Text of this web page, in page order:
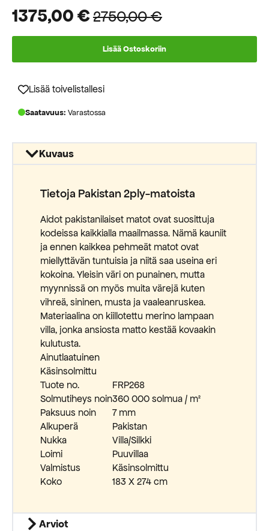
2750,00€
Alkuperäinen
oli:
2750,00 €.
1375,00€
Nykyinen
on:
1375,00 €.
Lisää Ostoskoriin
Lisää toivelistallesi
Saatavuus: Varastossa
Kuvaus
Tietoja Pakistan 2ply-matoista
Aidot pakistanilaiset matot ovat suosittuja
kodeissa kaikkialla maailmassa. Nämä kauniit
ja ennen kaikkea pehmeät matot ovat
miellyttävän tuntuisia ja niitä saa useina eri
kokoina. Yleisin väri on punainen, mutta
myynnissä on myös muita värejä kuten
vihreä, sininen, musta ja vaaleanruskea.
Materiaalina on kiillotettu merino lampaan
villa, jonka ansiosta matto kestää kovaakin
kulutusta.
Ainutlaatuinen
Käsinsolmittu
Tuote no.
FRP268
Solmutiheys noin360 000 solmua / m²
Paksuus noin
7 mm
Alkuperä
Pakistan
Nukka
Villa/Silkki
Loimi
Puuvillaa
Valmistus
Käsinsolmittu
Koko
183 X 274 cm
Arviot